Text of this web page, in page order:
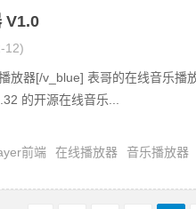
V1.0
12)
放器[/v_blue] 表哥的在线音乐播
的开源在线音乐...
前端 在线播放器 音乐播放器